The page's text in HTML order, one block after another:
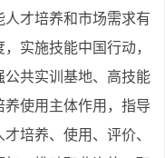
才培养和市场需求有
实施技能中国行动，
共实训基地、高技能
使用主体作用，指导
培养、使用、评价、